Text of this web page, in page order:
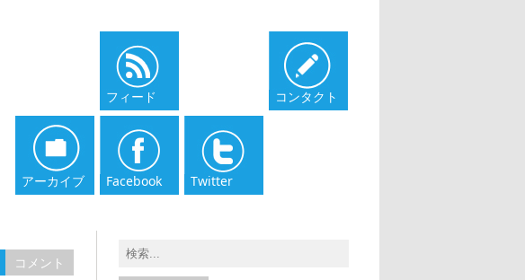
フィード コンタクト
アーカイブ Facebook Twitter
コメント